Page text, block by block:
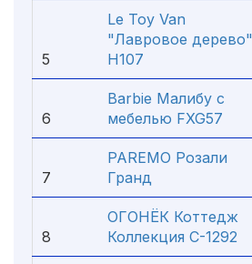
5
Le Toy Van
"Лавровое дерево"
H107
6
Barbie Малибу с
мебелью FXG57
7
PAREMO Розали
Гранд
8
ОГОНЁК Коттедж
Коллекция С-1292